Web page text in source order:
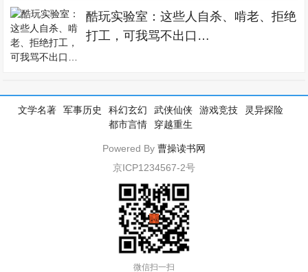
酷玩实验室：这些人自杀、啃老、拒绝
打工，可我骂不出口…
文学名著 军事历史 科幻玄幻 武侠仙侠 游戏竞技
灵异探险
都市言情
穿越重生
Powered By 曹操读书网
京ICP1234567-2号
微信扫一扫